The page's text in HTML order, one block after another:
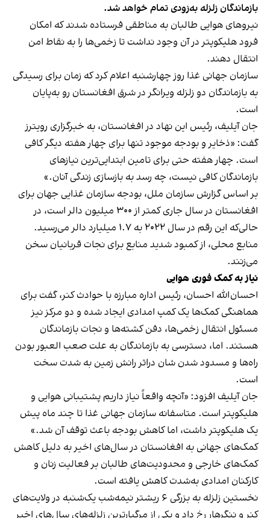
بازماندگان زلزله به‌زودی تمام خواهد شد.
نیروهای هوایی طالبان به مناطقی فرستاده شدند که امکان
فرود هلیکوپتر در آن وجود نداشت تا زخمی‌ها را به نقاط امن
انتقال دهند.
سازمان جهانی غذا روز چهارشنبه اعلام کرد که زمان برای رسیدگی
به بازماندگان دو زلزله ویرانگر در شرق افغانستان رو به‌پایان
است.
جان آیلیف، رئیس این نهاد در افغانستان، به خبرگزاری رویترز
گفت: «ذخایر و بودجه موجود تنها برای چهار هفته دیگر کافی
است. چهار هفته حتی برای تامین ابتدایی‌ترین نیازهای
بازماندگان کافی نیست، چه رسد به بازسازی زندگی آنان.»
بر اساس گزارش سازمان ملل، بودجه سازمان غذایی جهان برای
افغانستان در سال جاری کمتر از ۳۰۰ میلیون دالر است، در
حالی‌که این رقم در سال ۲۰۲۲ به ۱.۷ میلیارد دالر می‌رسید.
منابع محلی، از کمبود شدید منابع برای نجات قربانیان سخن
می‌زنند.
نیاز به کمک فوری هوایی
احسان‌الله احسان، رئیس اداره مبارزه با حوادث کنر، گفت برای
هماهنگی کمک‌ها یک کمپ امدادی ایجاد شده و دو مرکز نیز
مسئول انتقال زخمی‌ها، دفن کشته‌ها و نجات بازماندگان
هستند. اما، دسترسی به بازماندگان به علت صعب العبور بودن
راه‌ها و مسدود شدن شان دراثر رانش زمین به شدت سخت
است.
جان آیلیف افزود: «آنچه واقعاً نیاز داریم پشتیبانی هوایی و
هلیکوپتر است. متاسفانه سازمان جهانی غذا تا چند ماه پیش
یک هلیکوپتر داشت، اما کاهش بودجه باعث توقف آن شد.»
کمک‌های جهانی به افغانستان در سال‌های اخیر به دلیل کاهش
کمک‌های خارجی و محدودیت‌های طالبان بر فعالیت زنان و
کارکنان امدادی به‌شدت کاهش یافته است.
نخستین زلزله به بزرگی ۶ ریشتر نیمه‌شب یک‌شنبه در ولایت‌های
کنر و ننگرهار رخ داد و یکی از مرگبارترین زلزله‌های سال‌های اخیر